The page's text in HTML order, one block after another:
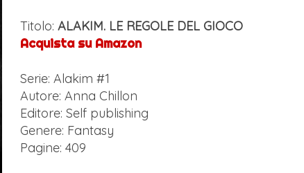
Titolo: ALAKIM. LE REGOLE DEL GIOCO
Acquista su Amazon
Serie: Alakim #1
Autore: Anna Chillon
Editore: Self publishing
Genere: Fantasy
Pagine: 409